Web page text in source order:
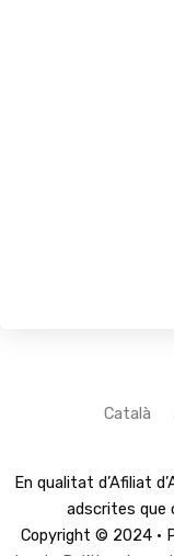
Català
En qualitat d’Afiliat
adscrites que
Copyright © 2024 ·